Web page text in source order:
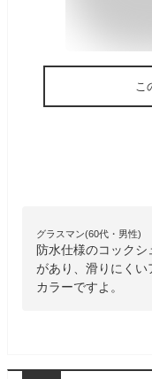
こ
グラスマン(60代・男性)
防水仕様のコック
があり、滑りにくい
カラーですよ。